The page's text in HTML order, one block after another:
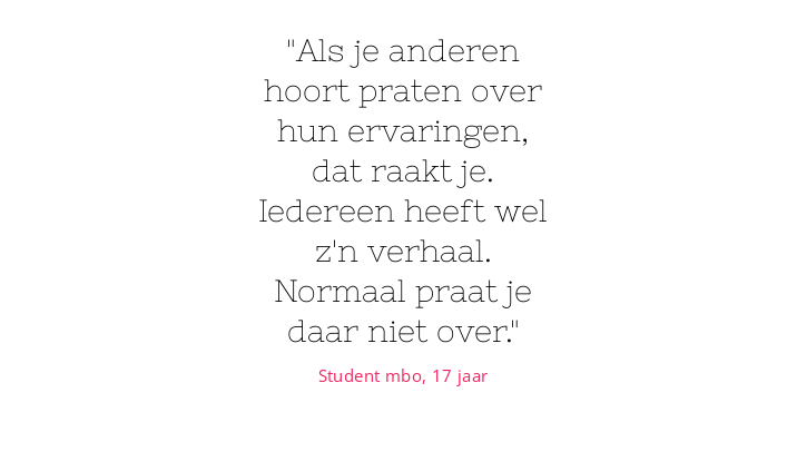
"Als je anderen
hoort praten over
hun ervaringen,
dat raakt je.
Iedereen heeft wel
z'n verhaal.
Normaal praat je
daar niet over."
Student mbo, 17 jaar